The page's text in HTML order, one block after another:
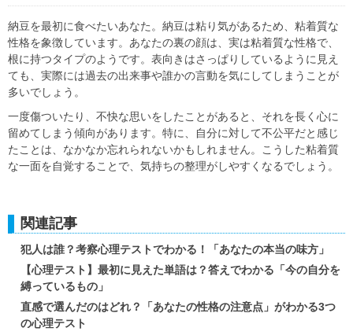
納豆を最初に食べたいあなた。納豆は粘り気があるため、粘着質な
性格を象徴しています。あなたの裏の顔は、実は粘着質な性格で、
根に持つタイプのようです。表向きはさっぱりしているように見え
ても、実際には過去の出来事や誰かの言動を気にしてしまうことが
多いでしょう。
一度傷ついたり、不快な思いをしたことがあると、それを長く心に
留めてしまう傾向があります。特に、自分に対して不公平だと感じ
たことは、なかなか忘れられないかもしれません。こうした粘着質
な一面を自覚することで、気持ちの整理がしやすくなるでしょう。
関連記事
犯人は誰？考察心理テストでわかる！「あなたの本当の味方」
【心理テスト】最初に見えた単語は？答えでわかる「今の自分を
縛っているもの」
直感で選んだのはどれ？「あなたの性格の注意点」がわかる3つ
の心理テスト